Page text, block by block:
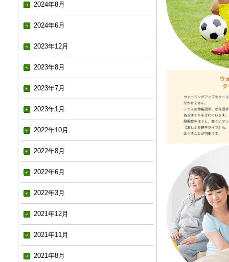
2024年8月
2024年6月
2023年12月
2023年8月
2023年7月
2023年1月
2022年10月
2022年8月
2022年6月
2022年3月
2021年12月
2021年11月
2021年8月